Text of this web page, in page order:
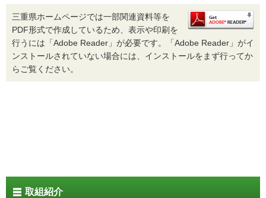
三重県ホームページでは一部関連資料等を
PDF形式で作成しているため、表示や印刷を
行うには「Adobe Reader」が必要です。「Adobe Reader」がイ
ンストールされていない場合には、インストールをまず行ってか
らご覧ください。
取組紹介